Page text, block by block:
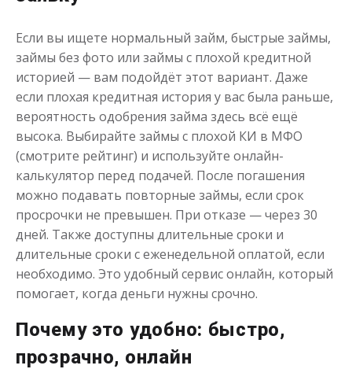
Если вы ищете нормальный займ, быстрые займы,
займы без фото или займы с плохой кредитной
историей — вам подойдёт этот вариант. Даже
если плохая кредитная история у вас была раньше,
вероятность одобрения займа здесь всё ещё
высока. Выбирайте займы с плохой КИ в МФО
(смотрите рейтинг) и используйте онлайн-
калькулятор перед подачей. После погашения
можно подавать повторные займы, если срок
просрочки не превышен. При отказе — через 30
дней. Также доступны длительные сроки и
длительные сроки с еженедельной оплатой, если
необходимо. Это удобный сервис онлайн, который
помогает, когда деньги нужны срочно.
Почему это удобно: быстро,
прозрачно, онлайн